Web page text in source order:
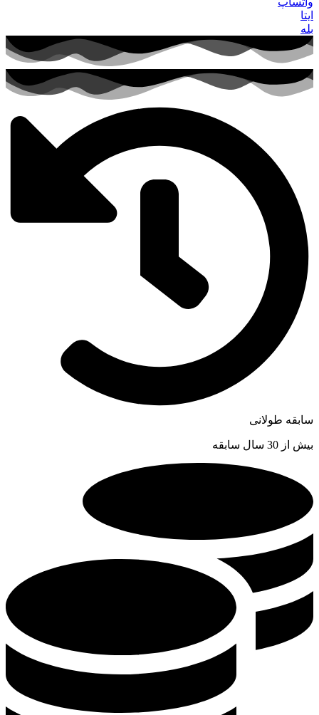
ایتا
بله
سابقه طولانی
بیش از 30 سال سابقه